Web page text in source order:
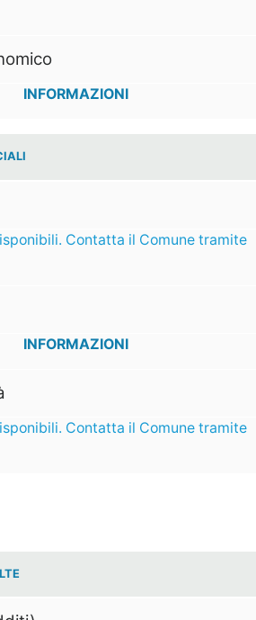
INFORMAZIONI
Contatta il Comune tramite
INFORMAZIONI
Contatta il Comune tramite